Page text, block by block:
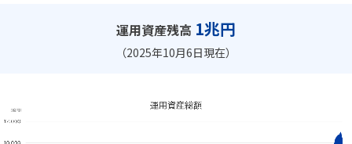
運用資産残高 1兆円
（2025年10月6日現在）